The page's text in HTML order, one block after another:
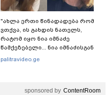
"ახლა ერთი წინადადება რომ
ვთქვა, ის გახდის ნათელს,
რატომ იყო ნია იმნაძე
წამქეზებელი... ნია იმნაძისგან
გამოსული ინფორმაციაა ეს" -
palitravideo.ge
sponsored by ContentRoom